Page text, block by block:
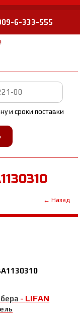
6-333-555
и сроки поставки
← Назад
- LIFAN